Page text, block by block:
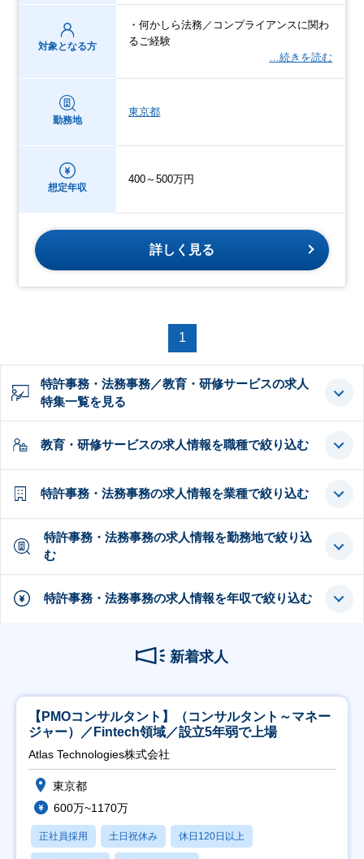
対象となる方
・何かしら法務／コンプライアンスに関わ
るご経験
…続きを読む
勤務地
東京都
想定年収
400～500万円
詳しく見る
1
特許事務・法務事務／教育・研修サービスの求人
特集一覧を見る
教育・研修サービスの求人情報を職種で絞り込む
特許事務・法務事務の求人情報を業種で絞り込む
特許事務・法務事務の求人情報を勤務地で絞り込
む
特許事務・法務事務の求人情報を年収で絞り込む
新着求人
【PMOコンサルタント】（コンサルタント～マネー
ジャー）／Fintech領域／設立5年弱で上場
Atlas Technologies株式会社
東京都
600万~1170万
正社員採用 土日祝休み 休日120日以上